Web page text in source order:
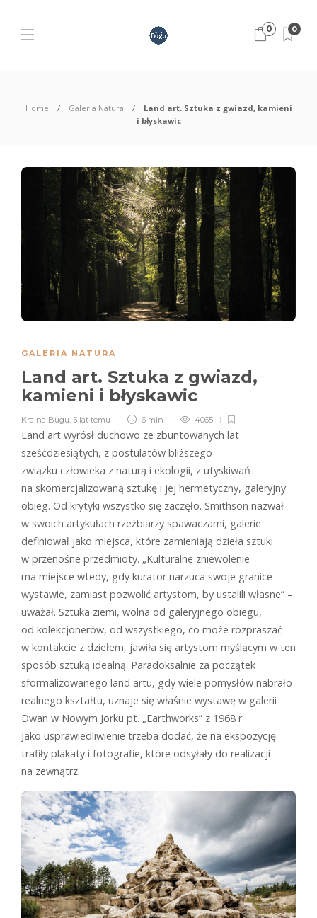
0 0
Home Galeria Natura
Land art. Sztuka z gwiazd, kamieni
i błyskawic
GALERIA NATURA
Land art. Sztuka z gwiazd,
kamieni i błyskawic
Kraina Bugu, 5 lat temu 6 min 4065
Land art wyrósł duchowo ze zbuntowanych lat
sześćdziesiątych, z postulatów bliższego
związku człowieka z naturą i ekologii, z utyskiwań
na skomercjalizowaną sztukę i jej hermetyczny, galeryjny
obieg. Od krytyki wszystko się zaczęło. Smithson nazwał
w swoich artykułach rzeźbiarzy spawaczami, galerie
definiował jako miejsca, które zamieniają dzieła sztuki
w przenośne przedmioty. „Kulturalne zniewolenie
ma miejsce wtedy, gdy kurator narzuca swoje granice
wystawie, zamiast pozwolić artystom, by ustalili własne” –
uważał. Sztuka ziemi, wolna od galeryjnego obiegu,
od kolekcjonerów, od wszystkiego, co może rozpraszać
w kontakcie z dziełem, jawiła się artystom myślącym w ten
sposób sztuką idealną. Paradoksalnie za początek
sformalizowanego land artu, gdy wiele pomysłów nabrało
realnego kształtu, uznaje się właśnie wystawę w galerii
Dwan w Nowym Jorku pt. „Earthworks” z 1968 r.
Jako usprawiedliwienie trzeba dodać, że na ekspozycję
trafiły plakaty i fotografie, które odsyłały do realizacji
na zewnątrz.